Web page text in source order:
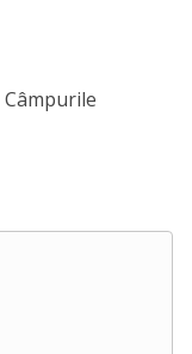
Câmpurile